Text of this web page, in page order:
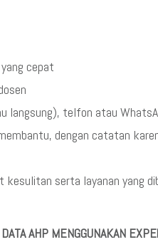
cepat
langsung), telfon atau
dengan catatan
kesulitan serta layanan yang
AHP MENGGUNAKAN